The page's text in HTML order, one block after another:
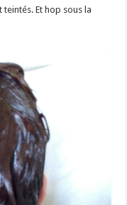
Et hop sous la